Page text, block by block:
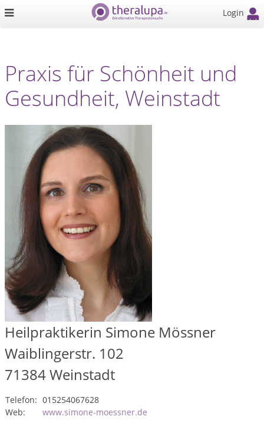
Login
Praxis für Schönheit und
Gesundheit, Weinstadt
Heilpraktikerin Simone Mössner
Waiblingerstr. 102
71384Weinstadt
Telefon: 015254067628
Web:
www.simone-moessner.de